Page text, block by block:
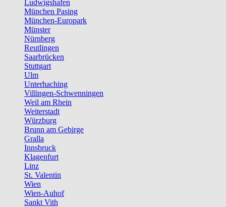
Ludwigshafen
München Pasing
München-Europark
Münster
Nürnberg
Reutlingen
Saarbrücken
Stuttgart
Ulm
Unterhaching
Villingen-Schwenningen
Weil am Rhein
Weiterstadt
Würzburg
Brunn am Gebirge
Gralla
Innsbruck
Klagenfurt
Linz
St. Valentin
Wien
Wien-Auhof
Sankt Vith